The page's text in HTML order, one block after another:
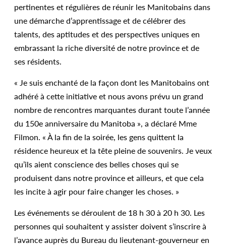
pertinentes et régulières de réunir les Manitobains dans
une démarche d’apprentissage et de célébrer des
talents, des aptitudes et des perspectives uniques en
embrassant la riche diversité de notre province et de
ses résidents.
« Je suis enchanté de la façon dont les Manitobains ont
adhéré à cette initiative et nous avons prévu un grand
nombre de rencontres marquantes durant toute l’année
du 150e anniversaire du Manitoba », a déclaré Mme
Filmon. « À la fin de la soirée, les gens quittent la
résidence heureux et la tête pleine de souvenirs. Je veux
qu’ils aient conscience des belles choses qui se
produisent dans notre province et ailleurs, et que cela
les incite à agir pour faire changer les choses. »
Les événements se déroulent de 18 h 30 à 20 h 30. Les
personnes qui souhaitent y assister doivent s’inscrire à
l’avance auprès du Bureau du lieutenant-gouverneur en